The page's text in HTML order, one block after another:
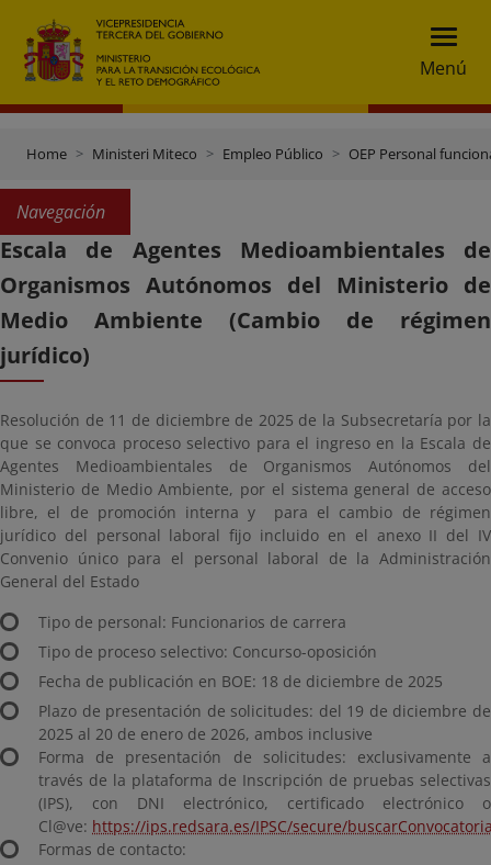
Menú
Home Ministeri Miteco Empleo Público OEP Personal
Navegación
Escala de Agentes Medioambientales de
Organismos Autónomos del Ministerio de
Medio Ambiente (Cambio de régimen
jurídico)
Resolución de 11 de diciembre de 2025 de la Subsecretaría por la
que se convoca proceso selectivo para el ingreso en la Escala de
Agentes Medioambientales de Organismos Autónomos del
Ministerio de Medio Ambiente, por el sistema general de acceso
libre, el de promoción interna y para el cambio de régimen
jurídico del personal laboral fijo incluido en el anexo II del IV
Convenio único para el personal laboral de la Administración
General del Estado
Tipo de personal: Funcionarios de carrera
Tipo de proceso selectivo: Concurso-oposición
Fecha de publicación en BOE: 18 de diciembre de 2025
Plazo de presentación de solicitudes: del 19 de diciembre de
2025 al 20 de enero de 2026, ambos inclusive
Forma de presentación de solicitudes: exclusivamente a
través de la plataforma de Inscripción de pruebas selectivas
(IPS), con DNI electrónico, certificado electrónico o
Cl@ve: https://ips.redsara.es/IPSC/secure/
Formas de contacto: